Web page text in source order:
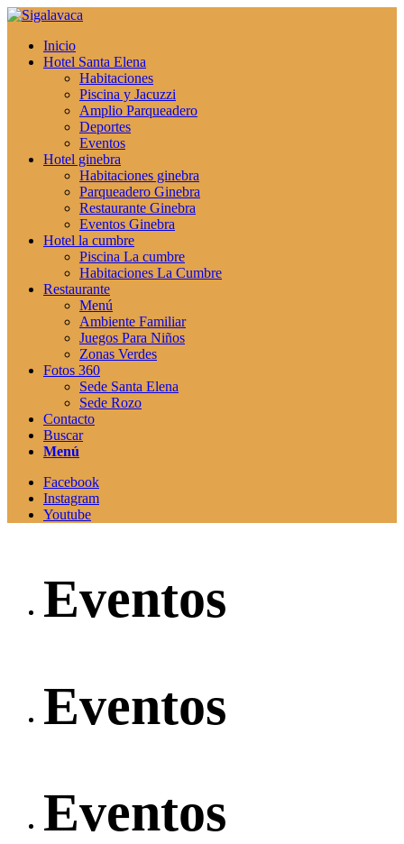
Inicio
Hotel Santa Elena
Habitaciones
Piscina y Jacuzzi
Amplio Parqueadero
Deportes
Eventos
Hotel ginebra
Habitaciones ginebra
Parqueadero Ginebra
Restaurante Ginebra
Eventos Ginebra
Hotel la cumbre
Piscina La cumbre
Habitaciones La Cumbre
Restaurante
Menú
Ambiente Familiar
Juegos Para Niños
Zonas Verdes
Fotos 360
Sede Santa Elena
Sede Rozo
Contacto
Buscar
Menú
Facebook
Instagram
Youtube
Eventos
Eventos
Eventos